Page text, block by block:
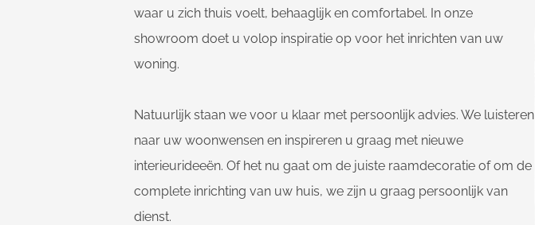
waar u zich thuis voelt, behaaglijk en comfortabel. In onze
showroom doet u volop inspiratie op voor het inrichten van uw
woning.
Natuurlijk staan we voor u klaar met persoonlijk advies. We luisteren
naar uw woonwensen en inspireren u graag met nieuwe
interieurideeën. Of het nu gaat om de juiste raamdecoratie of om de
complete inrichting van uw huis, we zijn u graag persoonlijk van
dienst.